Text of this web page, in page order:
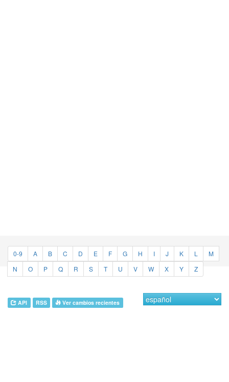
0-9 A B C D E F G H I J K L
M
N
O P Q R S T U V W X Y Z
API RSS Ver cambios recientes